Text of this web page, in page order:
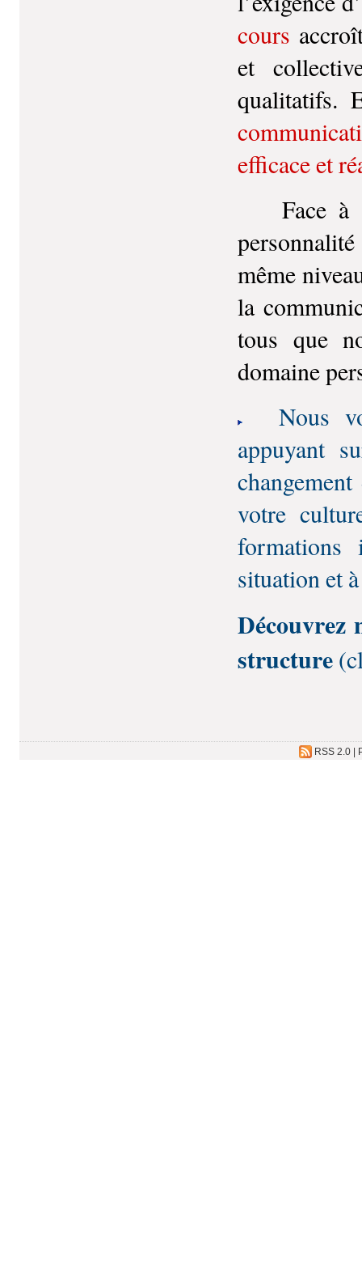
cours
et
qualitatifs.
efficace et
Face à
même
la
tous que
domaine
Nous
appuyant
votre
formations
situation et
Découvrez
structure
RSS 2.0|